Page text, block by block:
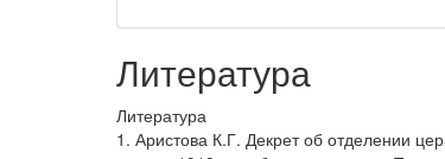
Литература
Литература
1. Аристова К.Г. Декрет об отделении